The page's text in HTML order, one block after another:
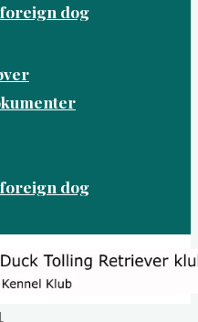
dog
dog